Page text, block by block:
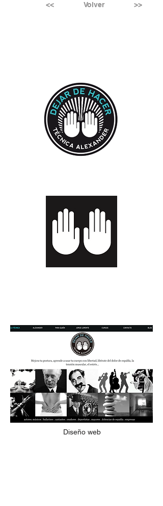
<< Volver >>
Diseño web